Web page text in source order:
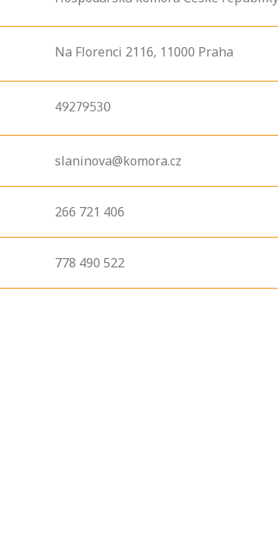
Na Florenci 2116, 11000 Praha
49279530
slaninova@komora.cz
266 721 406
778 490 522